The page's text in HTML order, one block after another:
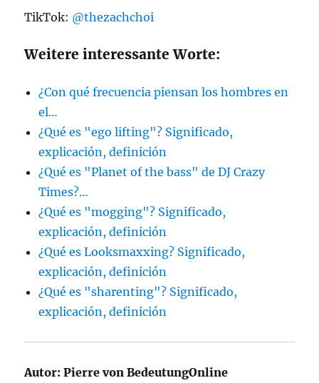
TikTok: @thezachchoi
Weitere interessante Worte:
¿Con qué frecuencia piensan los hombres en
el…
¿Qué es "ego lifting"? Significado,
explicación, definición
¿Qué es "Planet of the bass" de DJ Crazy
Times?…
¿Qué es "mogging"? Significado,
explicación, definición
¿Qué es Looksmaxxing? Significado,
explicación, definición
¿Qué es "sharenting"? Significado,
explicación, definición
Autor: Pierre von BedeutungOnline